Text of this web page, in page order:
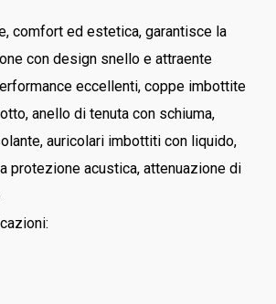
comfort ed estetica, garantisce la
con design snello e attraente
eccellenti, coppe imbottite
anello di tenuta con schiuma,
auricolari imbottiti con liquido,
protezione acustica, attenuazione di